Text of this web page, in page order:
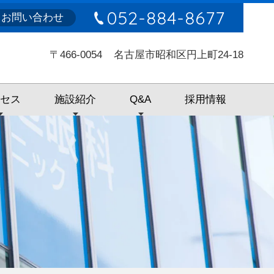
〒466-0054 名古屋市昭和区円上町24-18
お問い合わせ 052-884-8677
ス 施設紹介 Q&A 採用情報